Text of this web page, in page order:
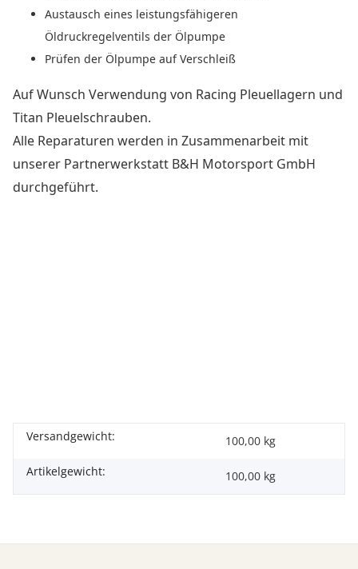
Austausch eines leistungsfähigeren
Öldruckregelventils der Ölpumpe
Prüfen der Ölpumpe auf Verschleiß
Auf Wunsch Verwendung von Racing Pleuellagern und
Titan Pleuelschrauben.
Alle Reparaturen werden in Zusammenarbeit mit
unserer Partnerwerkstatt B&H Motorsport GmbH
durchgeführt.
Versandgewicht:
100,00 kg
Artikelgewicht:
100,00 kg